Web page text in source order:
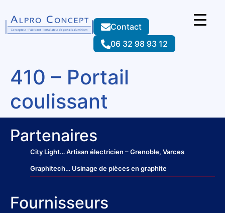
Contact
06 32 98 93 12
410 – Portail
coulissant
Partenaires
City Light… Artisan électricien – Grenoble, Varces
Graphitech… Usinage de pièces en graphite
Fournisseurs